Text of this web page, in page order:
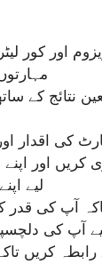
اور کور
نتائج کے
کی اقدار
کریں اور
لیے
تاکہ آپ کی
آپ کی
رابطہ کریں